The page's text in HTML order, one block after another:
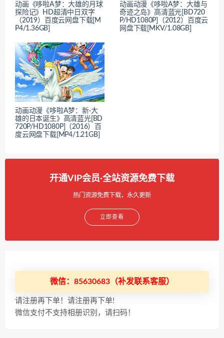
动画《哆啦A梦：大雄的月球
探险记》HD超清中日双字
（2019）百度云网盘下载[M
P4/1.36GB]
动画动漫《哆啦A梦：大雄与
奇迹之岛》高清蓝光[BD720
P/HD1080P]（2012）百度云
网盘下载[MKV/1.08GB]
动画动漫《哆啦A梦：新·大
雄的日本诞生》高清蓝光[BD
720P/HD1080P]（2016）百
度云网盘下载[MP4/1.21GB]
开通VIP会员·全站资源免费下载
热门资源免费下载，永久更新
立即查看
微信：85630683（补发联系客服）
请注册再下单！请注册再下单!
微信支付不支持相册识别，请扫码！